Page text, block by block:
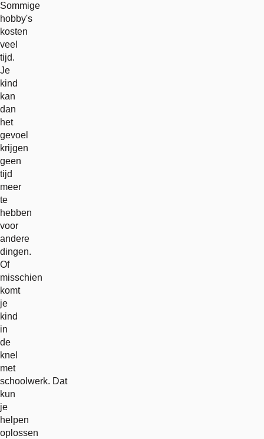
Sommige
hobby's
kosten
veel
tijd.
Je
kind
kan
dan
het
gevoel
krijgen
geen
tijd
meer
te
hebben
voor
andere
dingen.
Of
misschien
komt
je
kind
in
de
knel
met
schoolwerk. Dat
kun
je
helpen
oplossen